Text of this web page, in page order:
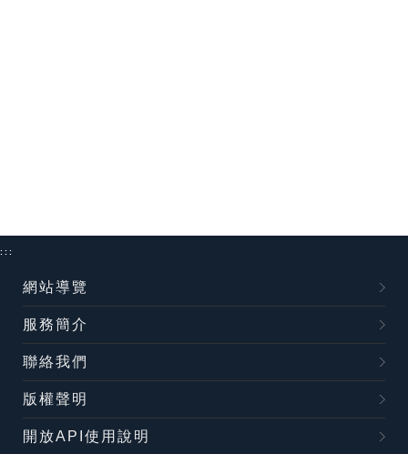
:::
網站導覽
服務簡介
聯絡我們
版權聲明
開放API使用說明